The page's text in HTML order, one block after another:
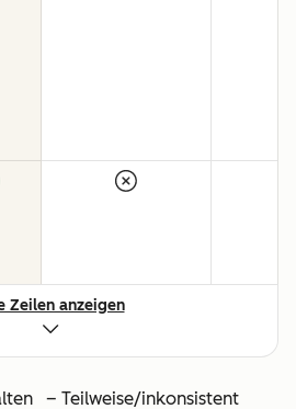
Zeilen anzeigen
– Teilweise/inkonsistent